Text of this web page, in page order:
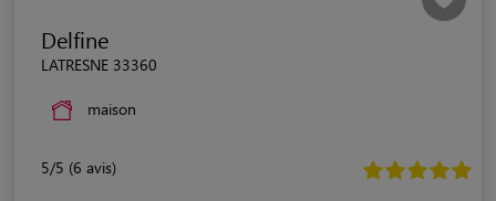
Delfine
LATRESNE 33360
maison
5/5 (6 avis)